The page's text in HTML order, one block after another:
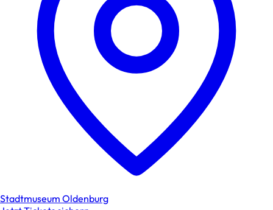
Stadtmuseum Oldenburg